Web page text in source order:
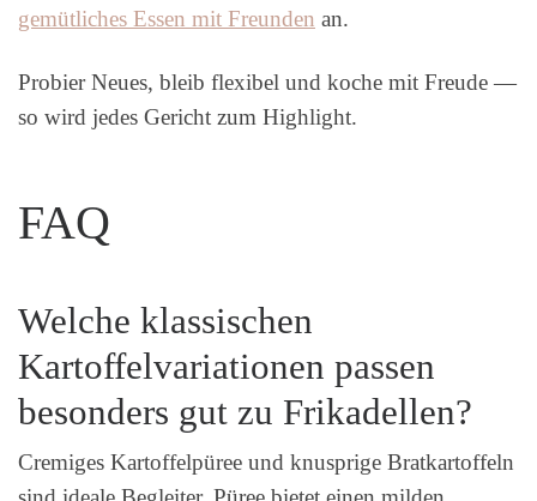
gemütliches Essen mit Freunden an.
Probier Neues, bleib flexibel und koche mit Freude —
so wird jedes Gericht zum Highlight.
FAQ
Welche klassischen
Kartoffelvariationen passen
besonders gut zu Frikadellen?
Cremiges Kartoffelpüree und knusprige Bratkartoffeln